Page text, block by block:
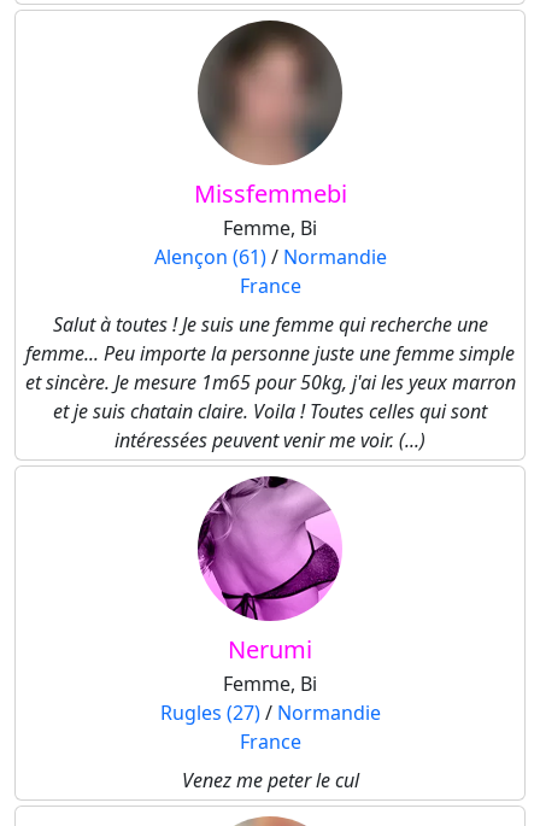
Missfemmebi
Femme, Bi
Alençon (61)/ Normandie
France
Salut à toutes ! Je suis une femme qui recherche une
femme... Peu importe la personne juste une femme simple
et sincère. Je mesure 1m65 pour 50kg, j'ai les yeux marron
et je suis chatain claire. Voila ! Toutes celles qui sont
intéressées peuvent venir me voir. (...)
Nerumi
Femme, Bi
Rugles (27)/ Normandie
France
Venez me peter le cul